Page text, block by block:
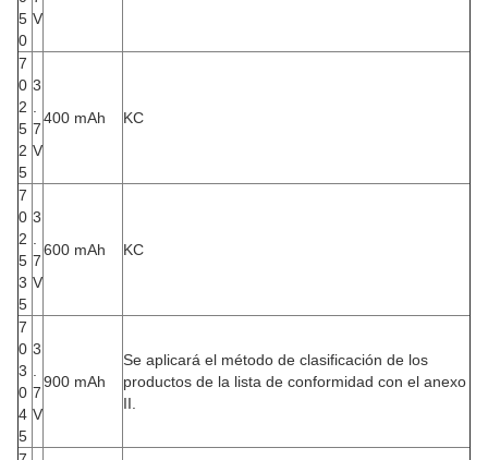
5
0
V
7
0
2
5
2
5
3
.
7
V
400 mAh KC
7
0
2
5
3
5
3
.
7
V
600 mAh KC
7
0
3
0
4
5
3
.
7
V
900 mAh
Se aplicará el método de clasificación de los
productos de la lista de conformidad con el anexo
II.